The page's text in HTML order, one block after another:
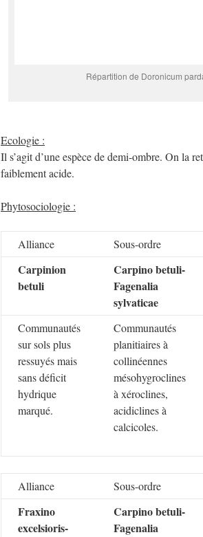
Répartition de Doronicum
Ecologie :
Il s’agit d’une espèce de demi-ombre. On la
faiblement acide.
Phytosociologie :
Alliance Sous-ordre
Carpinion
betuli
Carpino betuli-
Fagenalia
sylvaticae
Communautés
sur sols plus
ressuyés mais
sans déficit
hydrique
marqué.
Communautés
planitiaires à
collinéennes
mésohygroclines
à xéroclines,
acidiclines à
calcicoles.
Alliance Sous-ordre
Fraxino
excelsioris-
Carpino betuli-
Fagenalia